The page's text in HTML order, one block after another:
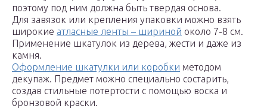
поэтому под ним должна быть твердая основа.
Для завязок или крепления упаковки можно взять
широкие атласные ленты – шириной около 7-8 см.
Применение шкатулок из дерева, жести и даже из
камня.
Оформление шкатулки или коробки методом
декупаж. Предмет можно специально состарить,
создав стильные потертости с помощью воска и
бронзовой краски.